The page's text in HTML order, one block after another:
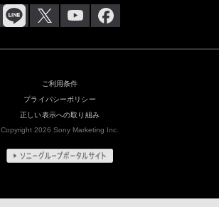
ご利用条件
プライバシーポリシー
正しい表示への取り組み
Copyright 2026 Sony Marketing Inc.